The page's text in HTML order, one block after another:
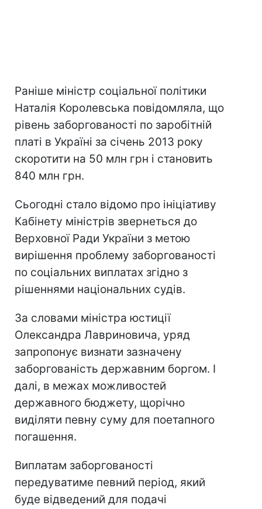
Раніше міністр соціальної політики
Наталія Королевська повідомляла, що
рівень заборгованості по заробітній
платі в Україні за січень 2013 року
скоротити на 50 млн грн і становить
840 млн грн.
Сьогодні стало відомо про ініціативу
Кабінету міністрів звернеться до
Верховної Ради України з метою
вирішення проблему заборгованості
по соціальних виплатах згідно з
рішеннями національних судів.
За словами міністра юстиції
Олександра Лавриновича, уряд
запропонує визнати зазначену
заборгованість державним боргом. І
далі, в межах можливостей
державного бюджету, щорічно
виділяти певну суму для поетапного
погашення.
Виплатам заборгованості
передуватиме певний період, який
буде відведений для подачі